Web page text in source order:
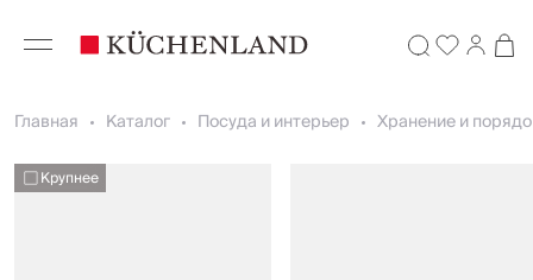
Главная Каталог Посуда и интерьер Хранение и
Крупнее